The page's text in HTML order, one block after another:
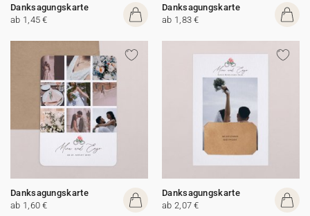
Danksagungskarte
ab 1,45 €
Danksagungskarte
ab 1,83 €
Danksagungskarte
ab 1,60 €
Danksagungskarte
ab 2,07 €